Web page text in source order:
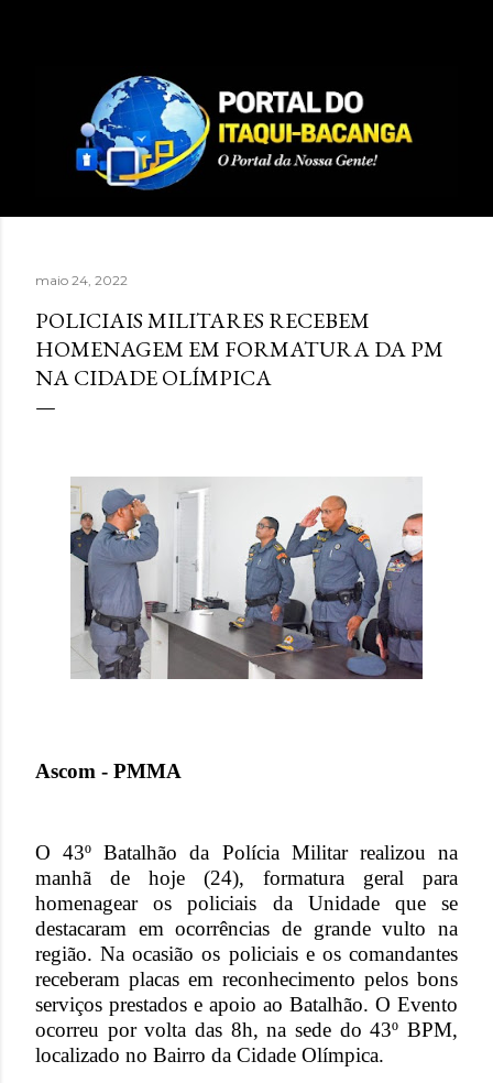
maio 24, 2022
POLICIAIS MILITARES RECEBEM
HOMENAGEM EM FORMATURA DA PM
NA CIDADE OLÍMPICA
Ascom - PMMA
O 43º Batalhão da Polícia Militar realizou na
manhã de hoje (24), formatura geral para
homenagear os policiais da Unidade que se
destacaram em ocorrências de grande vulto na
região. Na ocasião os policiais e os comandantes
receberam placas em reconhecimento pelos bons
serviços prestados e apoio ao Batalhão. O Evento
ocorreu por volta das 8h, na sede do 43º BPM,
localizado no Bairro da Cidade Olímpica.